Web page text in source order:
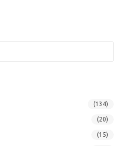
(134)
(20)
(15)